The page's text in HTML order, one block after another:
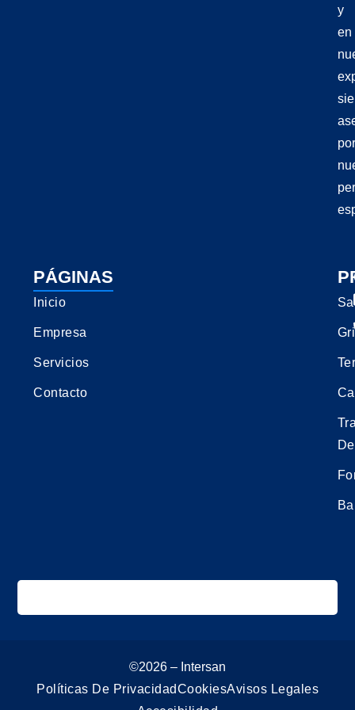
y
en
por
PÁGINAS
Inicio
Empresa
Servicios
Contacto
©2026 – Intersan
Políticas De PrivacidadCookiesAvisos Legales